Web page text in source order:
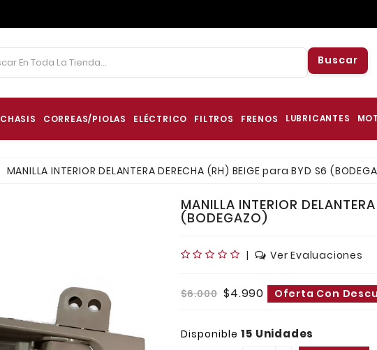
Buscar
CHASIS CORREAS/PIOLAS ELÉCTRICO FILTROS FRENOS LUBRICANTES
MANILLA INTERIOR DELANTERA DERECHA (RH) BEIGE para BYD S6
MANILLA INTERIOR
(BODEGAZO)
| Ver Evaluaciones
$6.000 $4.990 Oferta Con
Disponible 15 Unidades